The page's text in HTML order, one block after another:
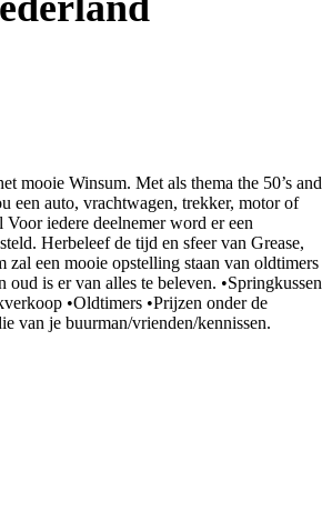
mooie Winsum. Met als thema the 50’s and
een auto, vrachtwagen, trekker, motor of
iedere deelnemer word er een
Herbeleef de tijd en sfeer van Grease,
een mooie opstelling staan van oldtimers
is er van alles te beleven. •Springkussen
•Oldtimers •Prijzen onder de
van je buurman/vrienden/kennissen.